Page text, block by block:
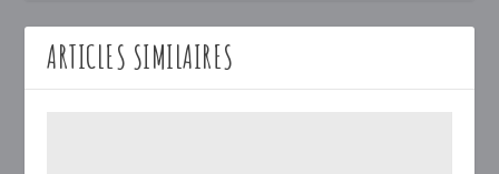
ARTICLES SIMILAIRES